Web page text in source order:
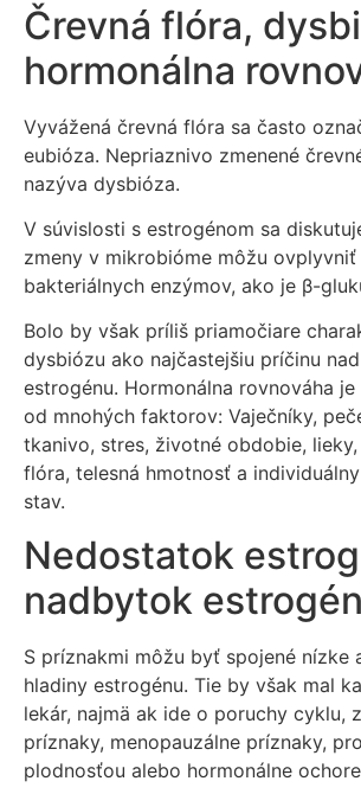
Črevná flóra,
hormonálna
Vyvážená črevná flóra sa často
eubióza. Nepriaznivo zmenené
nazýva dysbióza.
V súvislosti s estrogénom sa
zmeny v mikrobióme môžu
bakteriálnych enzýmov, ako je β-
Bolo by však príliš priamočiare
dysbiózu ako najčastejšiu príčinu
estrogénu. Hormonálna rovnováha
od mnohých faktorov: Vaječníky,
tkanivo, stres, životné obdobie,
flóra, telesná hmotnosť a
stav.
Nedostatok
nadbytok
S príznakmi môžu byť spojené nízke
hladiny estrogénu. Tie by však mal
lekár, najmä ak ide o poruchy cyklu,
príznaky, menopauzálne príznaky,
plodnosťou alebo hormonálne